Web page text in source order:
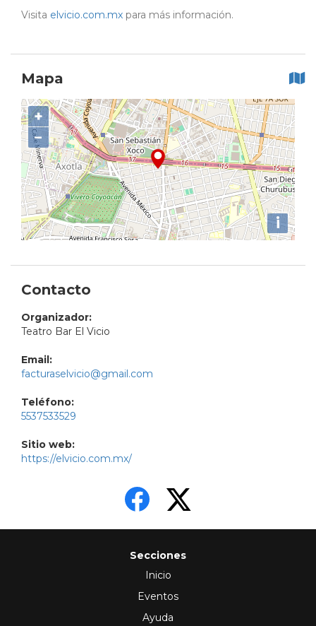
Visita elvicio.com.mx para más información.
Mapa
+
−
i
Contacto
Organizador:
Teatro Bar El Vicio
Email:
facturaselvicio@gmail.com
Teléfono:
5537533529
Sitio web:
https://elvicio.com.mx/
Secciones
Inicio
Eventos
Ayuda